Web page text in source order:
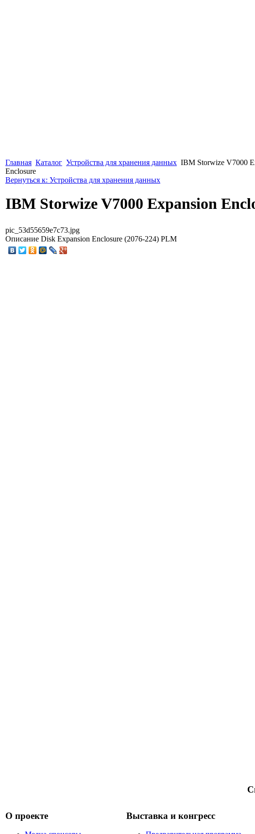
Главная Каталог Устройства для хранения данных IBM Storwize V7000
Enclosure
Вернуться к: Устройства для хранения данных
IBM Storwize V7000 Expansion
pic_53d55659e7c73.jpg
Описание Disk Expansion Enclosure (2076-224) PLM
О проекте Выставка и конгресс